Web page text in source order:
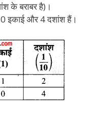
के बराबर है)।
इकाई और 4 दशांश हैं।